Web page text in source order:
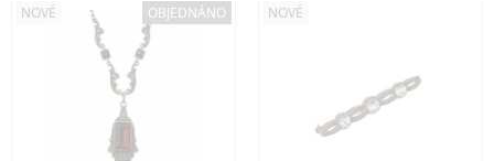
NOVÉ OBJEDNÁNO NOVÉ